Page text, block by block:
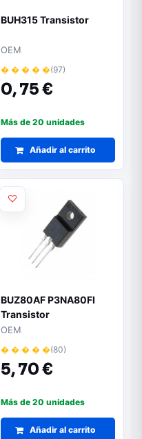
BUH315 Transistor
OEM
� � � � �(97)
0,75 €
Más de 20 unidades
Añadir al carrito
BUZ80AF P3NA80FI
Transistor
OEM
� � � � �(80)
5,70 €
Más de 20 unidades
Añadir al carrito